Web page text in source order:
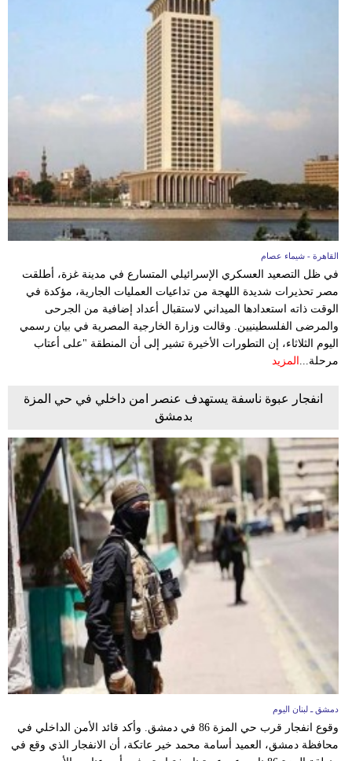
القاهرة - شيماء عصام
في ظل التصعيد العسكري الإسرائيلي المتسارع في مدينة غزة، أطلقت
مصر تحذيرات شديدة اللهجة من تداعيات العمليات الجارية، مؤكدة في
الوقت ذاته استعدادها الميداني لاستقبال أعداد إضافية من الجرحى
والمرضى الفلسطينيين. وقالت وزارة الخارجية المصرية في بيان رسمي
اليوم الثلاثاء، إن التطورات الأخيرة تشير إلى أن المنطقة "على أعتاب
مرحلة... المزيد
انفجار عبوة ناسفة يستهدف عنصر امن داخلي في حي المزة
بدمشق
دمشق ـ لبنان اليوم
وقوع انفجار قرب حي المزة 86 في دمشق. وأكد قائد الأمن الداخلي في
محافظة دمشق، العميد أسامة محمد خير عاتكة، أن الانفجار الذي وقع في